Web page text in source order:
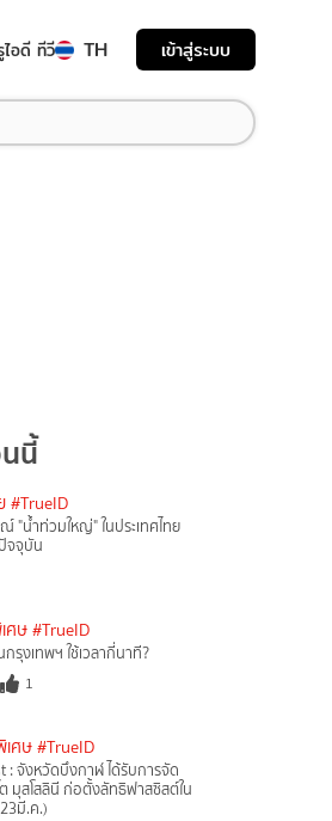
อดี ทีวี TH เข้าสู่ระบบ
นี้
#TrueID
"น้ำท่วมใหญ่" ในประเทศไทย
จจุบัน
ศษ #TrueID
รุงเทพฯ ใช้เวลากี่นาที?
1
ศษ #TrueID
: จังหวัดบึงกาฬ ได้รับการจัด
มุสโสลินี ก่อตั้งลัทธิฟาสซิสต์ใน
มี.ค.)